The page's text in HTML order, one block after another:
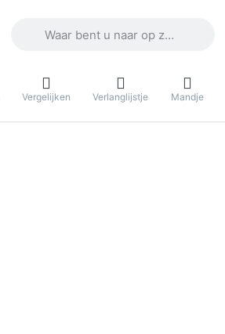
Vergelijken Verlanglijstje Mandje